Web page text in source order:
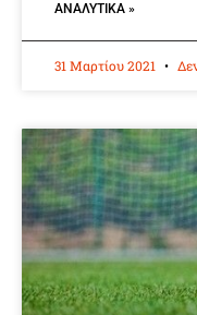
ΑΝΑΛΥΤΙΚΆ »
31 Μαρτίου 2021